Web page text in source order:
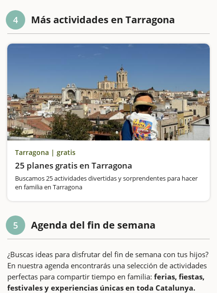
4 Más actividades en Tarragona
Tarragona | gratis
25 planes gratis en Tarragona
Buscamos 25 actividades divertidas y sorprendentes para hacer
en familia en Tarragona
5 Agenda del fin de semana
¿Buscas ideas para disfrutar del fin de semana con tus hijos?
En nuestra agenda encontrarás una selección de actividades
perfectas para compartir tiempo en familia: ferias, fiestas,
festivales y experiencias únicas en toda Catalunya.